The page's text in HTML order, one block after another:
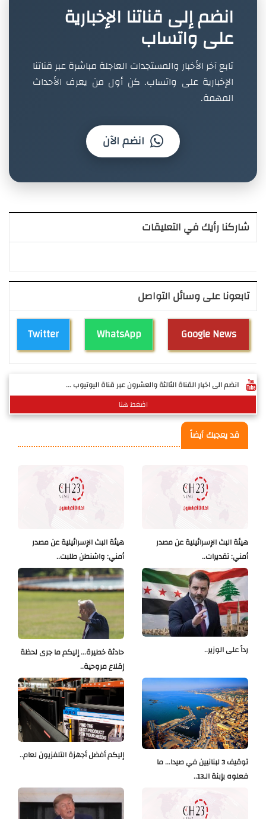
انضم إلى قناتنا الإخبارية
على واتساب
تابع آخر الأخبار والمستجدات العاجلة مباشرة عبر قناتنا
الإخبارية على واتساب. كن أول من يعرف الأحداث
المهمة.
انضم الآن
شاركنا رأيك في التعليقات
تابعونا على وسائل التواصل
Twitter WhatsApp Google News
انضم الى اخبار القناة الثالثة والعشرون عبر قناة اليوتيوب ...
اضغط هنا
قد يعجبك أيضاً
هيئة البث الإسرائيلية عن مصدر
أمني: واشنطن طلبت..
هيئة البث الإسرائيلية عن مصدر
أمني: تقديرات..
حادثة خطيرة... إليكم ما جرى لحظة
إقلاع مروحية..
رداً على الوزير..
إليكم أفضل أجهزة التلفزيون لعام..
توقيف 3 لبنانيين في صيدا... ما
فعلوه بإبنة الـ13..